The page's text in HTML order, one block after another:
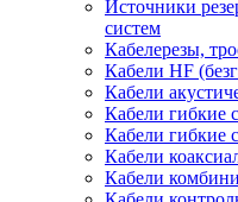
Источники
систем
Кабелерезы,
Кабели HF
Кабели
Кабели гибкие
Кабели гибкие
Кабели
Кабели